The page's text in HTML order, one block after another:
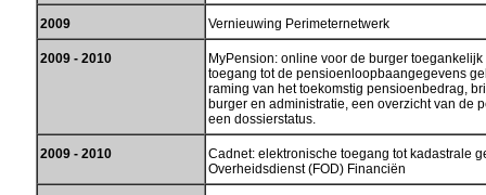
2009 Vernieuwing Perimeternetwerk
2009 - 2010
MyPension: online voor de burger
toegang tot de pensioenloopbaangegevens
raming van het toekomstig pensioenbedrag,
burger en administratie, een overzicht van de
een dossierstatus.
2009 - 2010
Cadnet: elektronische toegang tot kadastrale
Overheidsdienst (FOD) Financiën